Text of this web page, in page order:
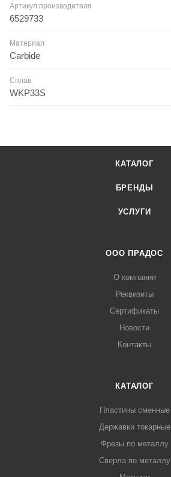
Артикул производителя
6529733
Материал
Carbide
Сплав
WKP33S
КАТАЛОГ
БРЕНДЫ
УСЛУГИ
ООО ПРАДОС
О компании
Реквизиты
Сертификаты
Новости
Контакты
КАТАЛОГ
Пластины сменные
Державки токарные
Фрезы по металлу
Сверла по металлу